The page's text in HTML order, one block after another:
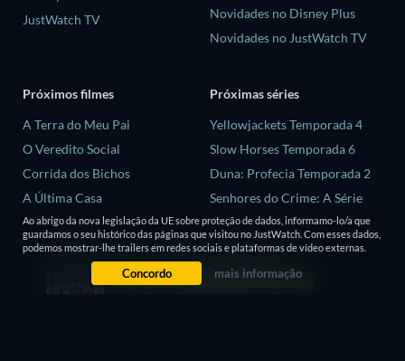
JustWatch TV
Novidades no Disney Plus
Novidades no JustWatch TV
Próximos filmes
A Terra do Meu Pai
O Veredito Social
Corrida dos Bichos
A Última Casa
Animais
Próximas séries
Yellowjackets Temporada 4
Slow Horses Temporada 6
Duna: Profecia Temporada 2
Senhores do Crime: A Série
Temporada 2
Love is Blind: Reino Unido
Temporada 3
Ao abrigo da nova legislação da UE sobre proteção de dados, informamo-lo/a que
guardamos o seu histórico das páginas que visitou no JustWatch. Com esses dados,
podemos mostrar-lhe trailers em redes sociais e plataformas de vídeo externas.
Concordo mais informação